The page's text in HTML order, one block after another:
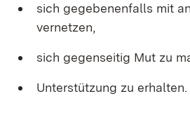
sich gegebenenfalls mit
vernetzen,
sich gegenseitig Mut zu
Unterstützung zu erhalten.